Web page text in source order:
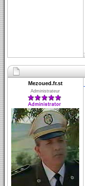
Mezoued.fr.st
Administrateur